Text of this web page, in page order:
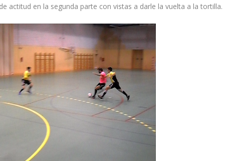
actitud en la segunda parte con vistas a darle la vuelta a la tortilla.